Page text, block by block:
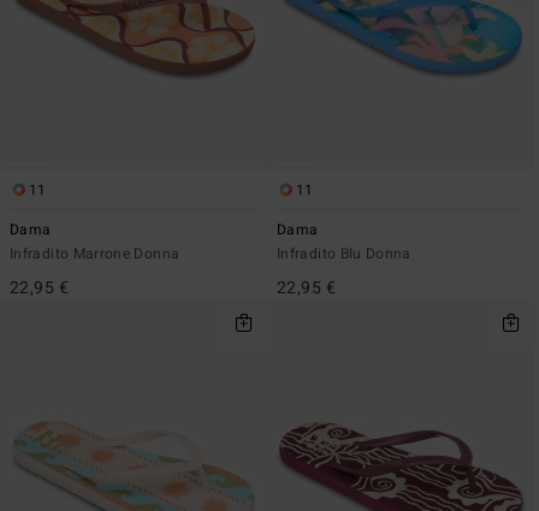
11
Dama
Infradito Marrone Donna
22,95 €
11
Dama
Infradito Blu Donna
22,95 €